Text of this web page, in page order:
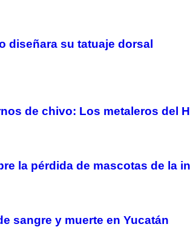
diseñara su tatuaje dorsal
de chivo: Los metaleros del
la pérdida de mascotas de la
sangre y muerte en Yucatán